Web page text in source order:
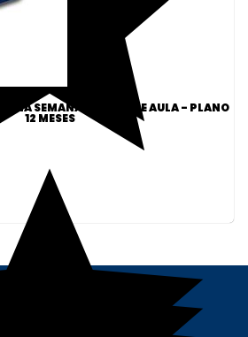
NA SEMANA - 30MIN DE AULA - PLANO
12 MESES